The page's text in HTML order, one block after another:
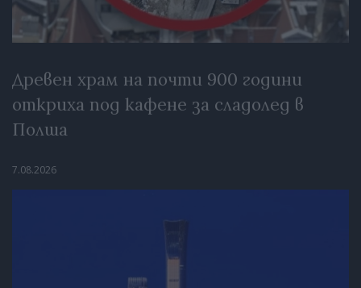
Древен храм на почти 900 години
откриха под кафене за сладолед в
Полша
7.08.2026